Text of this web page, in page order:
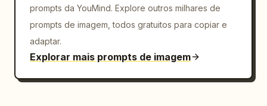
prompts da YouMind. Explore outros milhares de
prompts de imagem, todos gratuitos para copiar e
adaptar.
Explorar mais prompts de imagem